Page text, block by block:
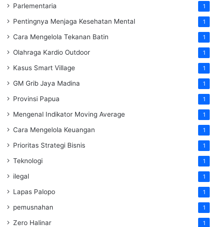
Parlementaria 1
Pentingnya Menjaga Kesehatan Mental 1
Cara Mengelola Tekanan Batin 1
Olahraga Kardio Outdoor 1
Kasus Smart Village 1
GM Grib Jaya Madina 1
Provinsi Papua 1
Mengenal Indikator Moving Average 1
Cara Mengelola Keuangan 1
Prioritas Strategi Bisnis 1
Teknologi 1
ilegal 1
Lapas Palopo 1
pemusnahan 1
Zero Halinar 1